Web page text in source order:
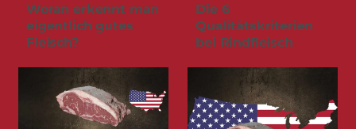
Woran erkennt man
eigentlich gutes
Fleisch?
Die 6
Qualitätskriterien
bei Rindfleisch